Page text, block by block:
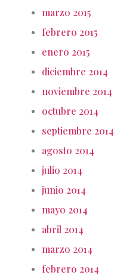
marzo 2015
febrero 2015
enero 2015
diciembre 2014
noviembre 2014
octubre 2014
septiembre 2014
agosto 2014
julio 2014
junio 2014
mayo 2014
abril 2014
marzo 2014
febrero 2014